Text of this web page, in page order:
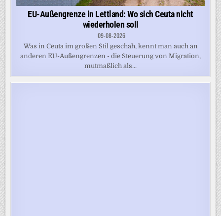
EU-Außengrenze in Lettland: Wo sich Ceuta nicht
wiederholen soll
09-08-2026
Was in Ceuta im großen Stil geschah, kennt man auch an
anderen EU-Außengrenzen - die Steuerung von Migration,
mutmaßlich als...